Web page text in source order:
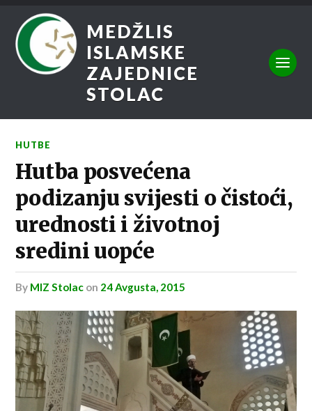
MEDŽLIS
ISLAMSKE
ZAJEDNICE
STOLAC
HUTBE
Hutba posvećena
podizanju svijesti o čistoći,
urednosti i životnoj
sredini uopće
by MIZ Stolac on 24 Avgusta, 2015